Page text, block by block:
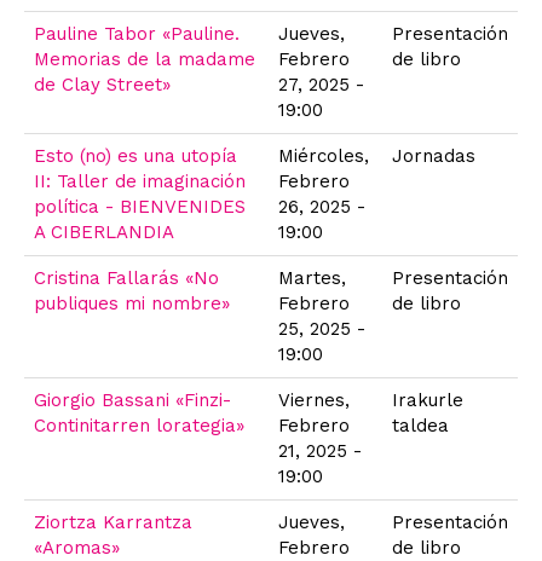
Pauline Tabor «Pauline.
Memorias de la madame
de Clay Street»
Jueves,
Febrero
27, 2025 -
19:00
Presentación
de libro
Esto (no) es una utopía
II: Taller de imaginación
política - BIENVENIDES
A CIBERLANDIA
Miércoles,
Febrero
26, 2025 -
19:00
Jornadas
Cristina Fallarás «No
publiques mi nombre»
Martes,
Febrero
25, 2025 -
19:00
Presentación
de libro
Giorgio Bassani «Finzi-
Continitarren lorategia»
Viernes,
Febrero
21, 2025 -
19:00
Irakurle
taldea
Ziortza Karrantza
«Aromas»
Jueves,
Febrero
Presentación
de libro